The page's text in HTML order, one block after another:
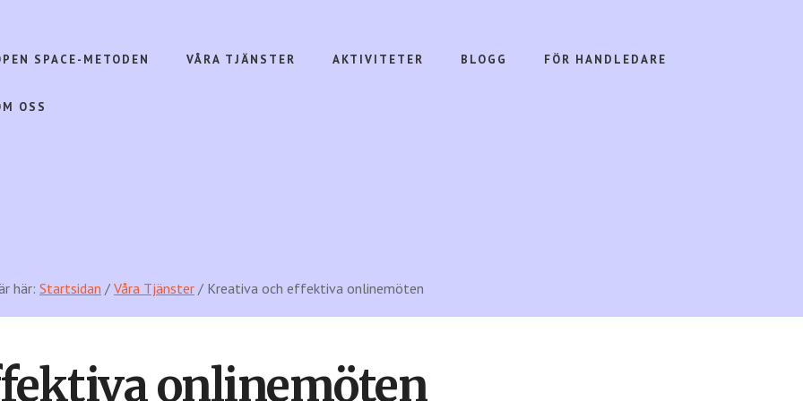
SPACE-METODEN VÅRA TJÄNSTER AKTIVITETER BLOGG FÖR HANDLEDARE
OSS
här: Startsidan / Våra Tjänster / Kreativa och effektiva onlinemöten
onlinemöten